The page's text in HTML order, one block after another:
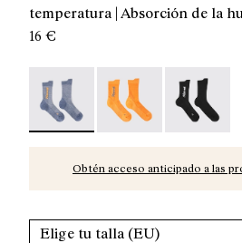
temperatura | Absorción de la
16 €
Merino Socks Blue -
Merino SocksMerino
Obtén acceso anticipado a las
Elige tu talla (EU)